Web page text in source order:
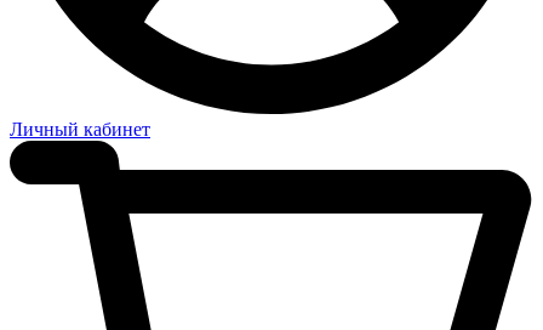
Личный кабинет